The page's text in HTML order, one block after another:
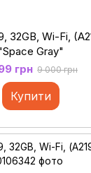
32GB, Wi-Fi,
Gray"
грн 9 000 грн
Купити